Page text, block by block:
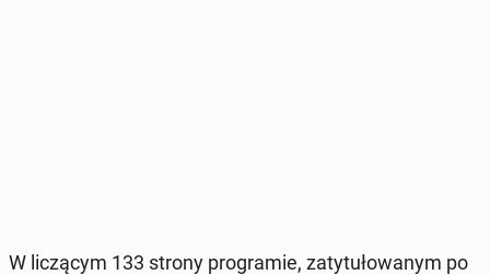
W li­czą­cym 133 strony pro­gra­mie, za­ty­tu­ło­wa­nym po